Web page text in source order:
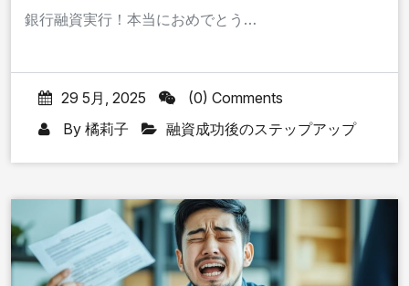
銀行融資実行！本当におめでとう…
29 5月, 2025
(0) Comments
By 橘莉子 融資成功後のステップアップ